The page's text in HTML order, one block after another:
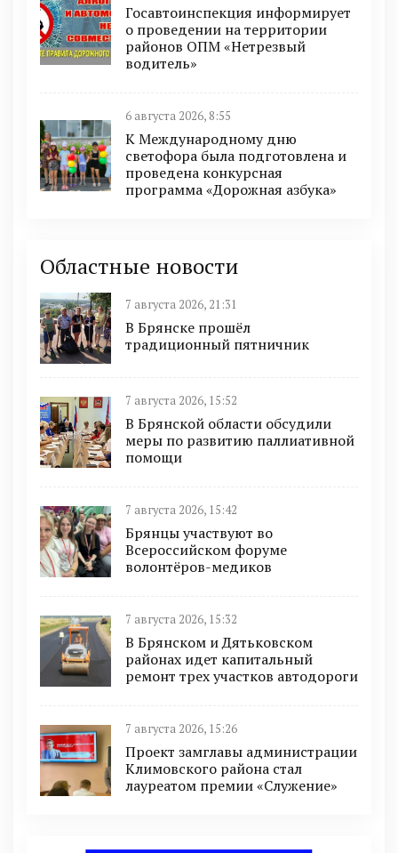
Госавтоинспекция информирует
о проведении на территории
районов ОПМ «Нетрезвый
водитель»
6 августа 2026, 8:55
К Международному дню
светофора была подготовлена и
проведена конкурсная
программа «Дорожная азбука»
Областные новости
7 августа 2026, 21:31
В Брянске прошёл
традиционный пятничник
7 августа 2026, 15:52
В Брянской области обсудили
меры по развитию паллиативной
помощи
7 августа 2026, 15:42
Брянцы участвуют во
Всероссийском форуме
волонтёров-медиков
7 августа 2026, 15:32
В Брянском и Дятьковском
районах идет капитальный
ремонт трех участков автодороги
7 августа 2026, 15:26
Проект замглавы администрации
Климовского района стал
лауреатом премии «Служение»